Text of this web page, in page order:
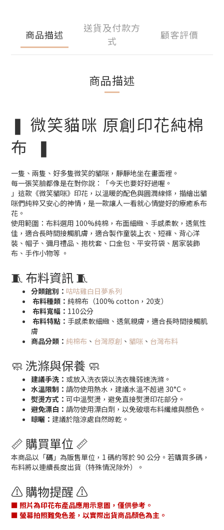
商品描述
送貨及付款方
式
顧客評價
商品描述
❚ 微笑貓咪 原創印花純棉
布 ❚
一隻、兩隻、好多隻微笑的貓咪，靜靜地坐在畫面裡。
每一張笑臉都像是在對你說：「今天也要好好過喔。
」這款《微笑貓咪》印花，以溫暖的配色與圓潤線條，描繪出貓
咪們純粹又安心的神情，是一款讓人一看就心情變好的療癒系布
花。
使用範圍：布料選用 100%純棉，布面細緻、手感柔軟，透氣性
佳，適合長時間接觸肌膚，適合製作童裝上衣、短褲、背心洋
裝、帽子、彌月禮品、抱枕套、口金包、平安符袋、居家裝飾
布、手作小物等 。
🧵 布料資訊 🧵
分類館別： 咕咕雞白日夢系列
布料種類： 純棉布（100% cotton，20支）
布料寬幅： 110公分
布料特點： 手感柔軟細緻、透氣親膚，適合長時間接觸肌
膚
商品分類： 純棉布 、 台灣原創 、 貓咪 、 台灣布料
🧼 洗滌與保養 🧼
建議手洗： 或放入洗衣袋以洗衣機弱速洗滌。
水溫限制： 請勿使用熱水，建議水溫不超過 30°C。
熨燙方式： 可中溫熨燙，避免直接熨燙印花部分。
避免漂白： 請勿使用漂白劑，以免破壞布料纖維與顏色。
晾曬： 建議於陰涼處自然晾乾。
📏 購買單位 📏
本商品以「碼 」為販售單位，1 碼約等於 90 公分。若購買多碼，
布料將以連續長度出貨（特殊情況除外）。
⚠️ 購物提醒 ⚠️
■ 照片為印花布產品應用示意圖，僅供參考。
■ 螢幕拍照難免色差，以實際出貨商品顏色為主。